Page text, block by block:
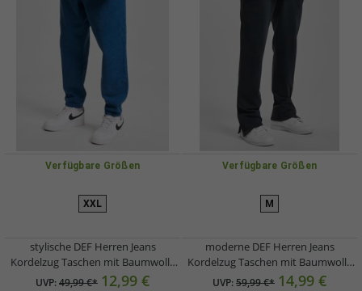
Verfügbare Größen
XXL
stylische DEF Herren Jeans
Kordelzug Taschen mit Baumwolle
Blau
UVP:49,99 €* 12,99 €
Verfügbare Größen
M
moderne DEF Herren Jeans
Kordelzug Taschen mit Baumwolle
Schwarz
UVP:59,99 €* 14,99 €